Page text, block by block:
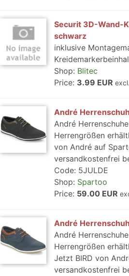
Securit 3D-Wand-
schwarz
inklusive
Shop: Blitec
Price: 3.99 EUR
André
André
Herrengrößen
von André auf
versandkostenfrei
Code: 5JULDE
Shop: Spartoo
Price: 59.00 EUR
André
André
Herrengrößen
Jetzt BIRD von
versandkostenfrei